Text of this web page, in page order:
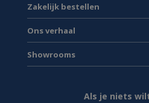
Zakelijk bestellen
Ons verhaal
Showrooms
Als je niets